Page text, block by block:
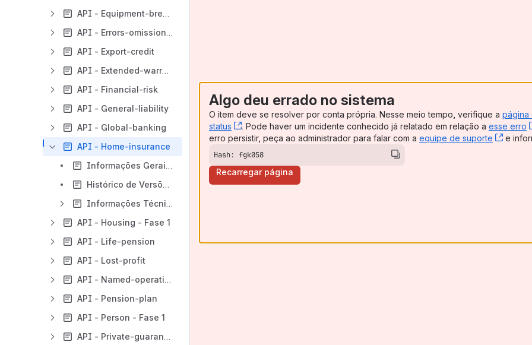
API - Equipment-breakdown
API - Errors-omissions-liability
API - Export-credit
API - Extended-warranty
API - Financial-risk
API - General-liability
API - Global-banking
API - Home-insurance
Informações Gerais - API - Home-insurance
Histórico de Versões - API - Home-insurance
Informações Técnicas - API - Home-insurance
API - Housing - Fase 1
API - Life-pension
API - Lost-profit
API - Named-operational-risks
API - Pension-plan
API - Person - Fase 1
API - Private-guarantee
Algo deu errado no sistema
O item deve se resolver por conta própria. Nesse meio tempo, verifique a página
status
, (opens new window)
. Pode haver um incidente conhecido já relatado em relação a esse erro
erro persistir, peça ao administrador para falar com a equipe de suporte ,
e
Hash: fgk058
Recarregar página